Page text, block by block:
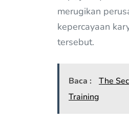
merugikan
kepercayaan
tersebut.
Baca :
The
Training